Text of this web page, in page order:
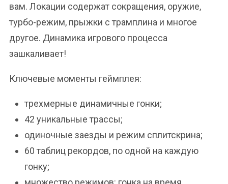
вам. Локации содержат сокращения, оружие,
турбо-режим, прыжки с трамплина и многое
другое. Динамика игрового процесса
зашкаливает!
Ключевые моменты геймплея:
трехмерные динамичные гонки;
42 уникальные трассы;
одиночные заезды и режим сплитскрина;
60 таблиц рекордов, по одной на каждую
гонку;